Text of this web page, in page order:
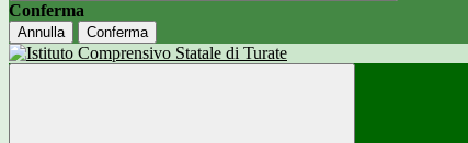
Conferma
Annulla Conferma